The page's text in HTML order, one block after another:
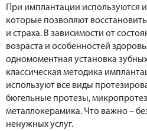
При имплантации используются
которые позволяют
и страха. В зависимости от
возраста и особенностей
одномоментная установка
классическая методика
используют все виды
бюгельные протезы,
металлокерамика. Что важно –
ненужных услуг.